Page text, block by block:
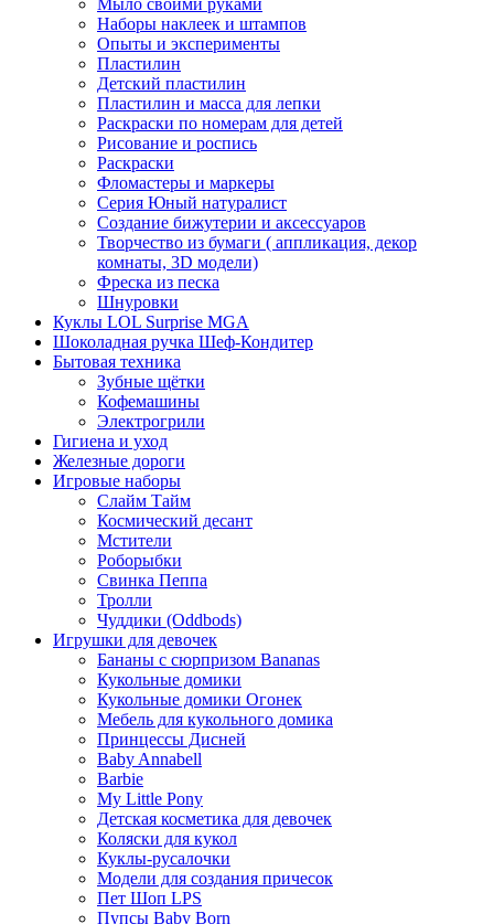
Мыло своими руками
Наборы наклеек и штампов
Опыты и эксперименты
Пластилин
Детский пластилин
Пластилин и масса для лепки
Раскраски по номерам для детей
Рисование и роспись
Раскраски
Фломастеры и маркеры
Серия Юный натуралист
Создание бижутерии и аксессуаров
Творчество из бумаги ( аппликация, декор
комнаты, 3D модели)
Фреска из песка
Шнуровки
Куклы LOL Surprise MGA
Шоколадная ручка Шеф-Кондитер
Бытовая техника
Зубные щётки
Кофемашины
Электрогрили
Гигиена и уход
Железные дороги
Игровые наборы
Слайм Тайм
Космический десант
Мстители
Роборыбки
Свинка Пеппа
Тролли
Чуддики (Oddbods)
Игрушки для девочек
Бананы с сюрпризом Bananas
Кукольные домики
Кукольные домики Огонек
Мебель для кукольного домика
Принцессы Дисней
Baby Annabell
Barbie
My Little Pony
Детская косметика для девочек
Коляски для кукол
Куклы-русалочки
Модели для создания причесок
Пет Шоп LPS
Пупсы Baby Born